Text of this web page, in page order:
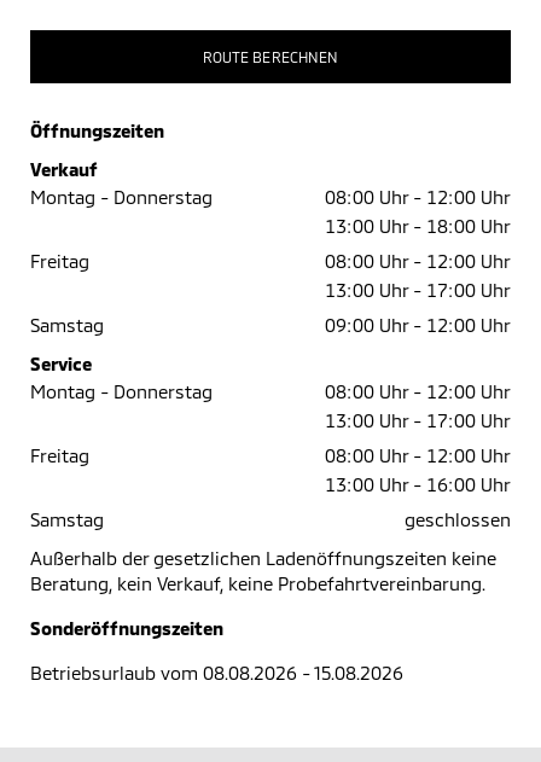
ROUTE BERECHNEN
Öffnungszeiten
Verkauf
Montag - Donnerstag
08:00 Uhr - 12:00 Uhr
13:00 Uhr - 18:00 Uhr
Freitag
08:00 Uhr - 12:00 Uhr
13:00 Uhr - 17:00 Uhr
Samstag
09:00 Uhr - 12:00 Uhr
Service
Montag - Donnerstag
08:00 Uhr - 12:00 Uhr
13:00 Uhr - 17:00 Uhr
Freitag
08:00 Uhr - 12:00 Uhr
13:00 Uhr - 16:00 Uhr
Samstag
geschlossen
Außerhalb der gesetzlichen Ladenöffnungszeiten keine
Beratung, kein Verkauf, keine Probefahrtvereinbarung.
Sonderöffnungszeiten
Betriebsurlaub vom 08.08.2026 - 15.08.2026